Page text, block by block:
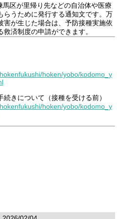
区が里帰り先などの自治体や医療
らうために発行する通知文です。万
害が生じた場合は、予防接種実施依
済制度の申請ができます。
hoken/yobo/kodomo_y
続きについて（接種を受ける前）
hoken/yobo/kodomo_y